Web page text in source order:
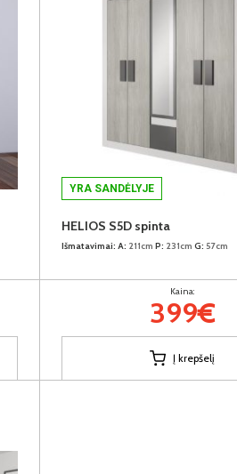
YRA SANDĖLYJE
HELIOS S5D spinta
Išmatavimai: A: 211cm P: 231cm G: 57cm
Kaina:
399€
Į krepšelį